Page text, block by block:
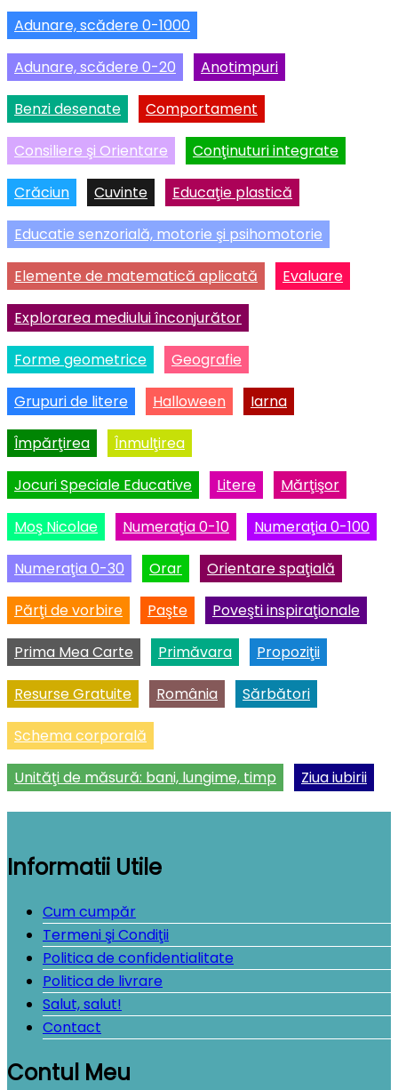
Adunare, scădere 0-1000
Adunare, scădere 0-20 Anotimpuri
Benzi desenate Comportament
Consiliere şi Orientare Conţinuturi integrate
Crăciun Cuvinte Educaţie plastică
Educatie senzorială, motorie şi psihomotorie
Elemente de matematică aplicată Evaluare
Explorarea mediului înconjurător
Forme geometrice Geografie
Grupuri de litere Halloween Iarna
Împărţirea Înmulţirea
Jocuri Speciale Educative Litere Mărţişor
Moş Nicolae Numeraţia 0-10 Numeraţia 0-100
Numeraţia 0-30 Orar Orientare spaţială
Părţi de vorbire Paşte Poveşti inspiraţionale
Prima Mea Carte Primăvara Propoziţii
Resurse Gratuite România Sărbători
Schema corporală
Unităţi de măsură: bani, lungime, timp Ziua iubirii
Informatii Utile
Cum cumpăr
Termeni şi Condiţii
Politica de confidentialitate
Politica de livrare
Salut, salut!
Contact
Contul Meu